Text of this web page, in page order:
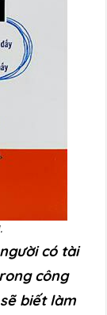
người có tài
công
biết làm